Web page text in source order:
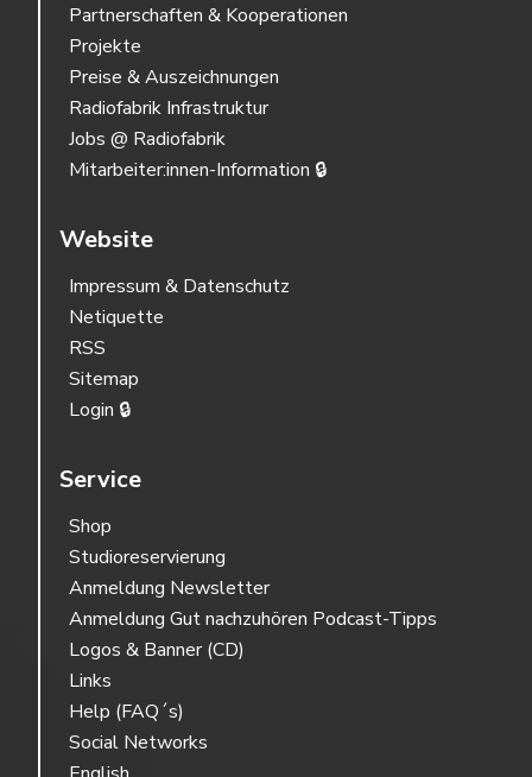
Partnerschaften & Kooperationen
Projekte
Preise & Auszeichnungen
Radiofabrik Infrastruktur
Jobs @ Radiofabrik
Mitarbeiter:innen-Information 🔒
Website
Impressum & Datenschutz
Netiquette
RSS
Sitemap
Login 🔒
Service
Shop
Studioreservierung
Anmeldung Newsletter
Anmeldung Gut nachzuhören Podcast-Tipps
Logos & Banner (CD)
Links
Help (FAQ´s)
Social Networks